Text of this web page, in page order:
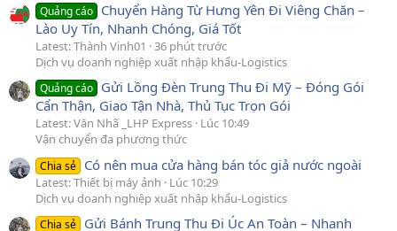
Quảng cáo Chuyển Hàng Từ Hưng Yên Đi Viêng Chăn –
Lào Uy Tín, Nhanh Chóng, Giá Tốt
Latest: Thành Vinh01
36 phút trước
Dịch vụ doanh nghiệp xuất nhập khẩu-Logistics
Quảng cáo Gửi Lồng Đèn Trung Thu Đi Mỹ – Đóng Gói
Cẩn Thận, Giao Tận Nhà, Thủ Tục Trọn Gói
Latest: Văn Nhã _LHP Express Lúc 10:49
Vận chuyển đa phương thức
Chia sẻ Có nên mua cửa hàng bán tóc giả nước ngoài
Latest: Thiết bị máy ảnh
Lúc 10:29
Dịch vụ doanh nghiệp xuất nhập khẩu-Logistics
Chia sẻ Gửi Bánh Trung Thu Đi Úc An Toàn – Nhanh